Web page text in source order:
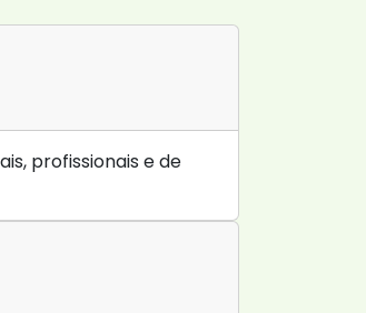
profissionais e de